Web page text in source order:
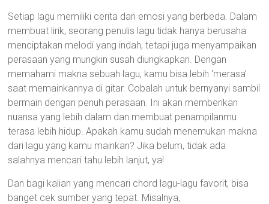
Setiap lagu memiliki cerita dan emosi yang berbeda. Dalam
membuat lirik, seorang penulis lagu tidak hanya berusaha
menciptakan melodi yang indah, tetapi juga menyampaikan
perasaan yang mungkin susah diungkapkan. Dengan
memahami makna sebuah lagu, kamu bisa lebih ‘merasa’
saat memainkannya di gitar. Cobalah untuk bernyanyi sambil
bermain dengan penuh perasaan. Ini akan memberikan
nuansa yang lebih dalam dan membuat penampilanmu
terasa lebih hidup. Apakah kamu sudah menemukan makna
dari lagu yang kamu mainkan? Jika belum, tidak ada
salahnya mencari tahu lebih lanjut, ya!
Dan bagi kalian yang mencari chord lagu-lagu favorit, bisa
banget cek sumber yang tepat. Misalnya,